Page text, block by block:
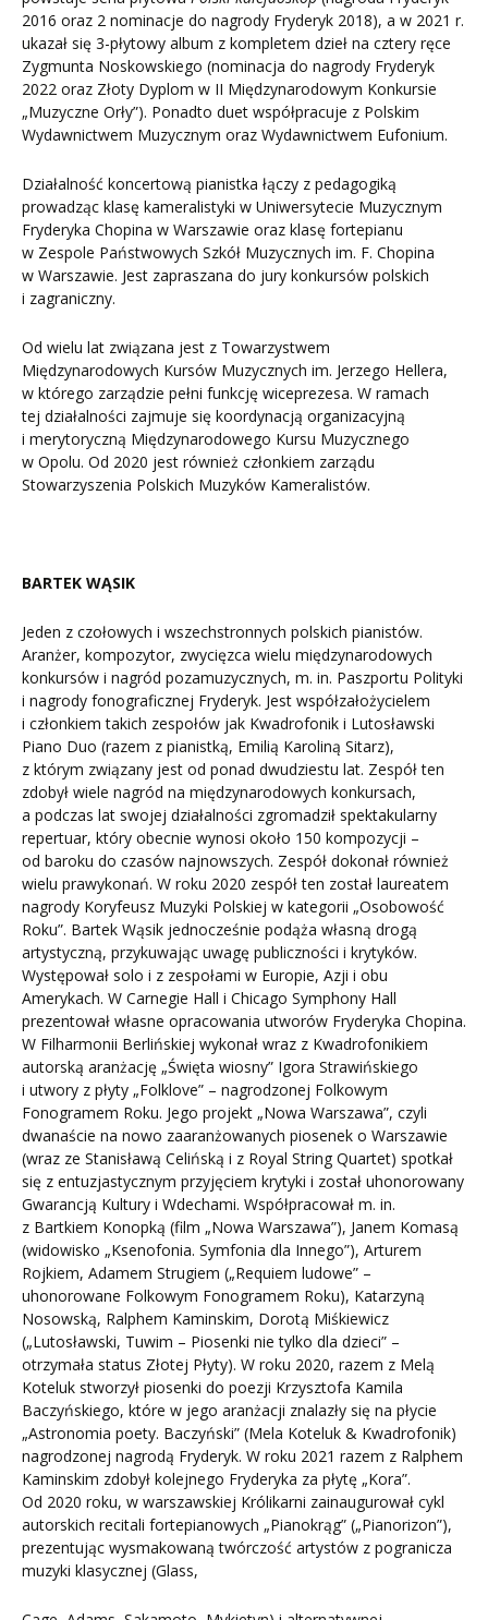
2016 oraz 2 nominacje do nagrody Fryderyk 2018), a w 2021 r.
ukazał się 3-płytowy album z kompletem dzieł na cztery ręce
Zygmunta Noskowskiego (nominacja do nagrody Fryderyk
2022 oraz Złoty Dyplom w II Międzynarodowym Konkursie
„Muzyczne Orły”). Ponadto duet współpracuje z Polskim
Wydawnictwem Muzycznym oraz Wydawnictwem Eufonium.
Działalność koncertową pianistka łączy z pedagogiką
prowadząc klasę kameralistyki w Uniwersytecie Muzycznym
Fryderyka Chopina w Warszawie oraz klasę fortepianu
w Zespole Państwowych Szkół Muzycznych im. F. Chopina
w Warszawie. Jest zapraszana do jury konkursów polskich
i zagraniczny.
Od wielu lat związana jest z Towarzystwem
Międzynarodowych Kursów Muzycznych im. Jerzego Hellera,
w którego zarządzie pełni funkcję wiceprezesa. W ramach
tej działalności zajmuje się koordynacją organizacyjną
i merytoryczną Międzynarodowego Kursu Muzycznego
w Opolu. Od 2020 jest również członkiem zarządu
Stowarzyszenia Polskich Muzyków Kameralistów.
BARTEK WĄSIK
Jeden z czołowych i wszechstronnych polskich pianistów.
Aranżer, kompozytor, zwycięzca wielu międzynarodowych
konkursów i nagród pozamuzycznych, m. in. Paszportu Polityki
i nagrody fonograficznej Fryderyk. Jest współzałożycielem
i członkiem takich zespołów jak Kwadrofonik i Lutosławski
Piano Duo (razem z pianistką, Emilią Karoliną Sitarz),
z którym związany jest od ponad dwudziestu lat. Zespół ten
zdobył wiele nagród na międzynarodowych konkursach,
a podczas lat swojej działalności zgromadził spektakularny
repertuar, który obecnie wynosi około 150 kompozycji –
od baroku do czasów najnowszych. Zespół dokonał również
wielu prawykonań. W roku 2020 zespół ten został laureatem
nagrody Koryfeusz Muzyki Polskiej w kategorii „Osobowość
Roku”. Bartek Wąsik jednocześnie podąża własną drogą
artystyczną, przykuwając uwagę publiczności i krytyków.
Występował solo i z zespołami w Europie, Azji i obu
Amerykach. W Carnegie Hall i Chicago Symphony Hall
prezentował własne opracowania utworów Fryderyka Chopina.
W Filharmonii Berlińskiej wykonał wraz z Kwadrofonikiem
autorską aranżację „Święta wiosny” Igora Strawińskiego
i utwory z płyty „Folklove” – nagrodzonej Folkowym
Fonogramem Roku. Jego projekt „Nowa Warszawa”, czyli
dwanaście na nowo zaaranżowanych piosenek o Warszawie
(wraz ze Stanisławą Celińską i z Royal String Quartet) spotkał
się z entuzjastycznym przyjęciem krytyki i został uhonorowany
Gwarancją Kultury i Wdechami. Współpracował m. in.
z Bartkiem Konopką (film „Nowa Warszawa”), Janem Komasą
(widowisko „Ksenofonia. Symfonia dla Innego”), Arturem
Rojkiem, Adamem Strugiem („Requiem ludowe” –
uhonorowane Folkowym Fonogramem Roku), Katarzyną
Nosowską, Ralphem Kaminskim, Dorotą Miśkiewicz
(„Lutosławski, Tuwim – Piosenki nie tylko dla dzieci” –
otrzymała status Złotej Płyty). W roku 2020, razem z Melą
Koteluk stworzył piosenki do poezji Krzysztofa Kamila
Baczyńskiego, które w jego aranżacji znalazły się na płycie
„Astronomia poety. Baczyński” (Mela Koteluk & Kwadrofonik)
nagrodzonej nagrodą Fryderyk. W roku 2021 razem z Ralphem
Kaminskim zdobył kolejnego Fryderyka za płytę „Kora”.
Od 2020 roku, w warszawskiej Królikarni zainaugurował cykl
autorskich recitali fortepianowych „Pianokrąg” („Pianorizon”),
prezentując wysmakowaną twórczość artystów z pogranicza
muzyki klasycznej (Glass,